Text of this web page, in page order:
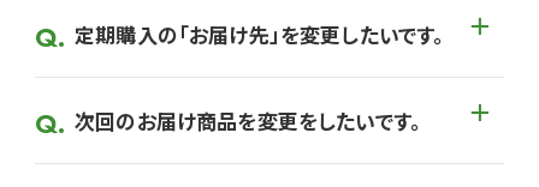
定期購入の「お届け先」を変更したいです。
次回のお届け商品を変更をしたいです。